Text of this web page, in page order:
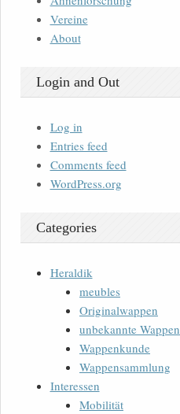
Vereine
About
Login and Out
Log in
Entries feed
Comments feed
WordPress.org
Categories
Heraldik
meubles
Originalwappen
unbekannte Wappen
Wappenkunde
Wappensammlung
Interessen
Mobilität